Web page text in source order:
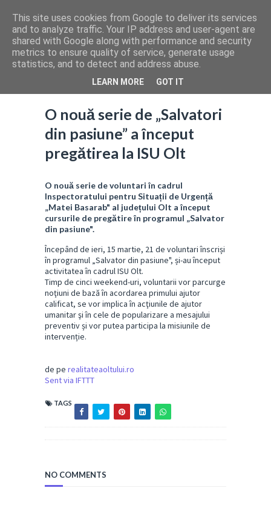
O nouă serie de „Salvatori
din pasiune” a început
pregătirea la ISU Olt
O nouă serie de voluntari în cadrul
Inspectoratului pentru Situații de Urgență
„Matei Basarab" al județului Olt a început
cursurile de pregătire în programul „Salvator
din pasiune".
Începând de ieri, 15 martie, 21 de voluntari înscriși
în programul „Salvator din pasiune", și-au început
activitatea în cadrul ISU Olt.
Timp de cinci weekend-uri, voluntarii vor parcurge
noţiuni de bază în acordarea primului ajutor
calificat, se vor implica în acţiunile de ajutor
umanitar şi în cele de popularizare a mesajului
preventiv și vor putea participa la misiunile de
intervenție.
de pe realitateaoltului.ro
Sent via IFTTT
TAGS
NO COMMENTS
This site uses cookies from Google to deliver its services
and to analyze traffic. Your IP address and user-agent are
shared with Google along with performance and security
metrics to ensure quality of service, generate usage
statistics, and to detect and address abuse.
LEARN MORE GOT IT